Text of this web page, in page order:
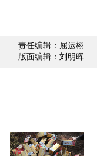
责任编辑：屈运栩
版面编辑：刘明晖